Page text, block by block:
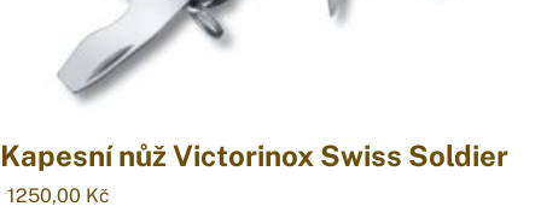
Kapesní nůž Victorinox Swiss Soldier
1250,00 Kč